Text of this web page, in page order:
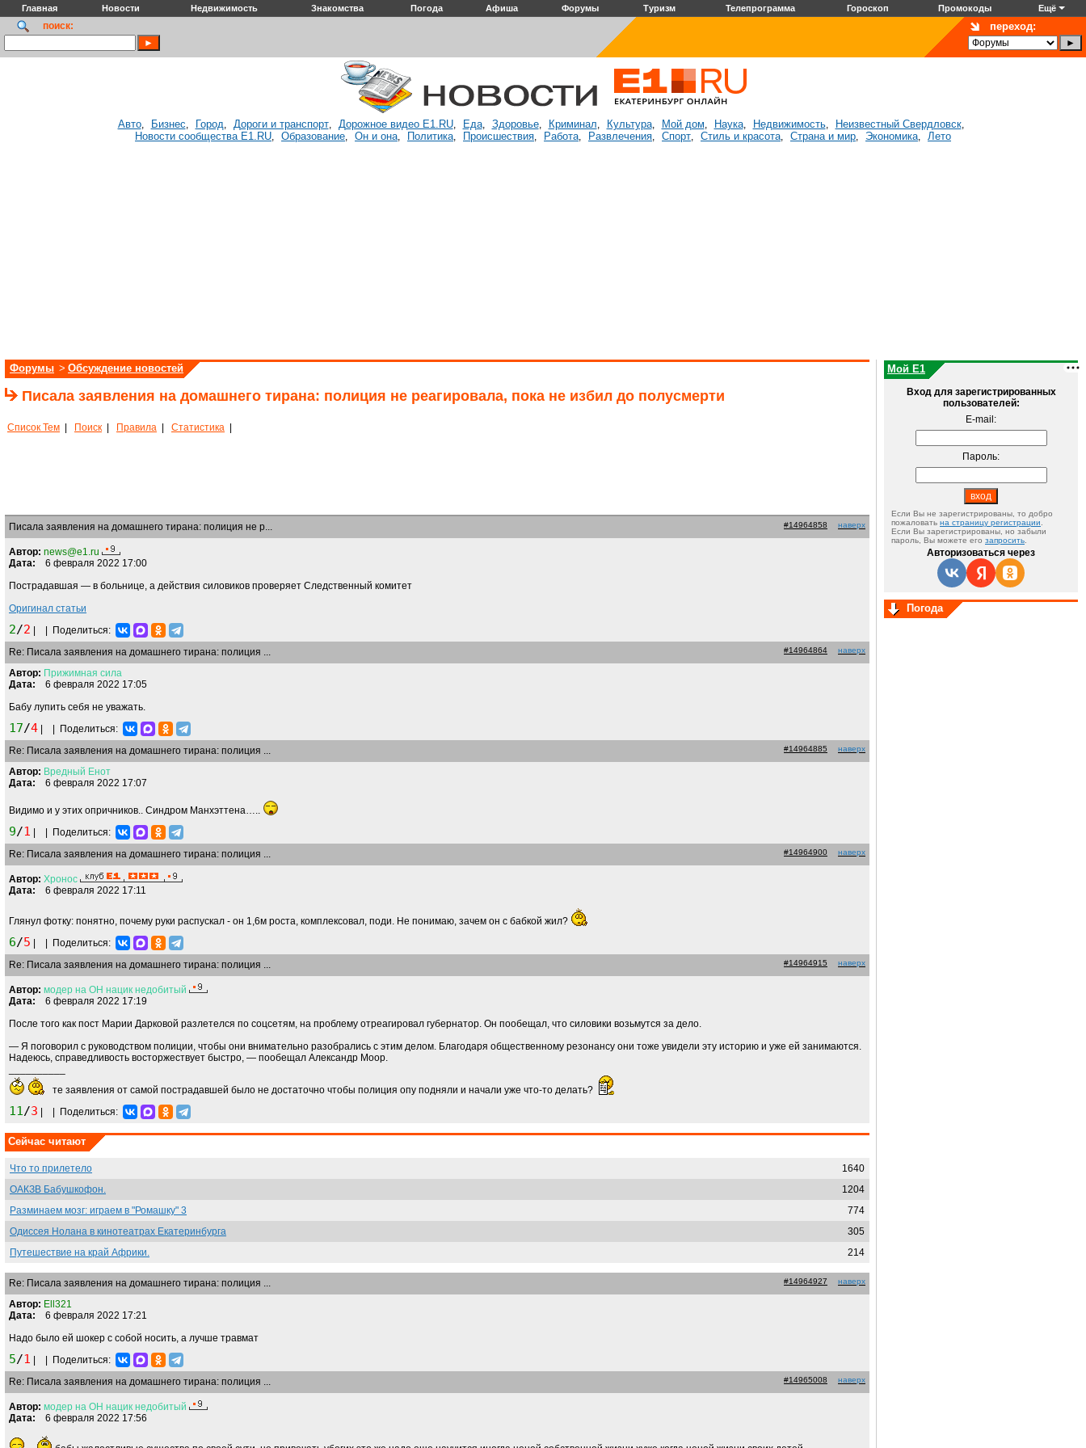
Главная Новости Недвижимость Знакомства Погода Афиша Форумы Туризм Телепрограмма Гороскоп Промокоды Ещё
поиск: переход:
Авто, Бизнес, Город, Дороги и транспорт, Дорожное видео E1.RU, Еда, Здоровье, Криминал, Культура, Мой дом, Наука, Недвижимость, Неизвестный Свердловск,
Новости сообщества E1.RU, Образование, Он и она, Политика, Происшествия, Работа, Развлечения, Спорт, Стиль и красота, Страна и мир, Экономика, Лето
Форумы > Обсуждение новостей
Писала заявления на домашнего тирана: полиция не реагировала, пока не избил до полусмерти
Список Тем Поиск Правила Статистика
Писала заявления на домашнего тирана: полиция не р... #14964858 наверх
Автор: news@e1.ru
Дата: 6 февраля 2022 17:00
Пострадавшая — в больнице, а действия силовиков проверяет Следственный комитет
Оригинал статьи
2/2
Поделиться:
Re: Писала заявления на домашнего тирана: полиция ...
#14964864 наверх
Автор: Прижимная сила
Дата: 6 февраля 2022 17:05
Бабу лупить себя не уважать.
17/4
Поделиться:
Re: Писала заявления на домашнего тирана: полиция ...
#14964885 наверх
Автор: Вредный Енот
Дата: 6 февраля 2022 17:07
Видимо и у этих опричников.. Синдром Манхэттена…..
9/1
Поделиться:
Re: Писала заявления на домашнего тирана: полиция ...
#14964900 наверх
Автор: Хронос
Дата: 6 февраля 2022 17:11
Глянул фотку: понятно, почему руки распускал - он 1,6м роста, комплексовал, поди. Не понимаю, зачем он с бабкой жил?
6/5
Поделиться:
Re: Писала заявления на домашнего тирана: полиция ...
#14964915 наверх
Автор: модер на ОН нацик недобитый
Дата: 6 февраля 2022 17:19
После того как пост Марии Дарковой разлетелся по соцсетям, на проблему отреагировал губернатор. Он пообещал, что силовики возьмутся за дело.
— Я поговорил с руководством полиции, чтобы они внимательно разобрались с этим делом. Благодаря общественному резонансу они тоже увидели эту историю и уже ей занимаются.
Надеюсь, справедливость восторжествует быстро, — пообещал Александр Моор.
те заявления от самой пострадавшей было не достаточно чтобы полиция опу подняли и начали уже что-то делать?
11/3 Поделиться:
Сейчас читают
Что то прилетело
1640
ОАКЗВ Бабушкофон.
1204
Разминаем мозг: играем в "Ромашку" 3
774
Одиссея Нолана в кинотеатрах Екатеринбурга
305
Путешествие на край Африки.
214
Re: Писала заявления на домашнего тирана: полиция ... #14964927 наверх
Автор: Ell321
Дата: 6 февраля 2022 17:21
Надо было ей шокер с собой носить, а лучше травмат
5/1
Поделиться:
Re: Писала заявления на домашнего тирана: полиция ...
#14965008 наверх
Автор: модер на ОН нацик недобитый
Дата: 6 февраля 2022 17:56
Мой E1
Вход для зарегистрированных
пользователей:
E-mail:
Пароль:
Если Вы не зарегистрированы, то добро
пожаловать на страницу регистрации
Если Вы зарегистрированы, но забыли
пароль, Вы можете его запросить
Авторизоваться через
Погода